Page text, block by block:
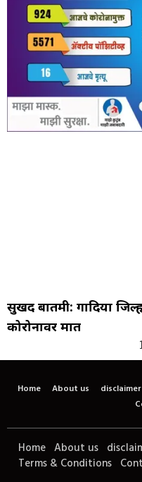
सुखद बातमी: गोंदिया
कोरोनावर मात
1
Home About us disclaimer
Home About us
Terms & Conditions